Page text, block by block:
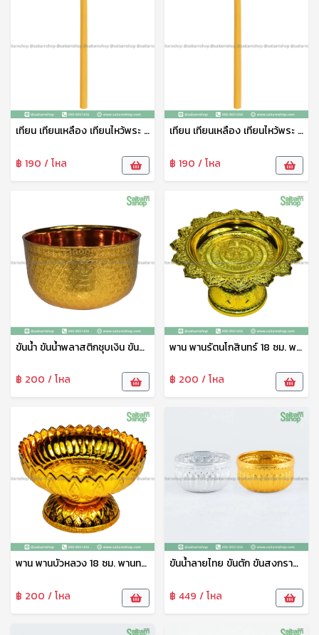
เทียน เทียนเหลือง เทียนไหว้พระ เทียนจุดบูชา เทียนไข เทียนสั้น ตราเพิ่มบุญนำโชค
฿ 190 / โหล
เทียน เทียนเหลือง เทียนไหว้พระ เทียนจุดบูชา เทียนไข เทียนยาว ตราเพิ่มบุญนำโชค
฿ 190 / โหล
ขันน้ำ ขันน้ำพลาสติกชุบเงิน ขันน้ำลายไทย ขันน้ำดื่ม ขันน้ำงานพิธี ขันน้ำสงกรานต์ ขันน้ำงานบุญ ขันเงิน ตราพระจันทร์
฿ 200 / โหล
พาน พานรัตนโกสินทร์ 18 ซม. พานเงิน พานวางพระ พานพิธี พานงานบุญ พานพลาสติก อย่างดี เกรดเอ ตราพระจันทร์
฿ 200 / โหล
พาน พานบัวหลวง 18 ซม. พานทอง พานวางพระ พานพิธี พานงานบุญ พานพลาสติก อย่างดี เกรดเอ ตราพระจันทร์
฿ 200 / โหล
ขันน้ำลายไทย ขันตัก ขันสงกรานต์ ขันสรงน้ำ ขั้นน้ำอลูมิเนียมลายไทย สีทอง 12 ซม. ดอกไม้
฿ 449 / โหล